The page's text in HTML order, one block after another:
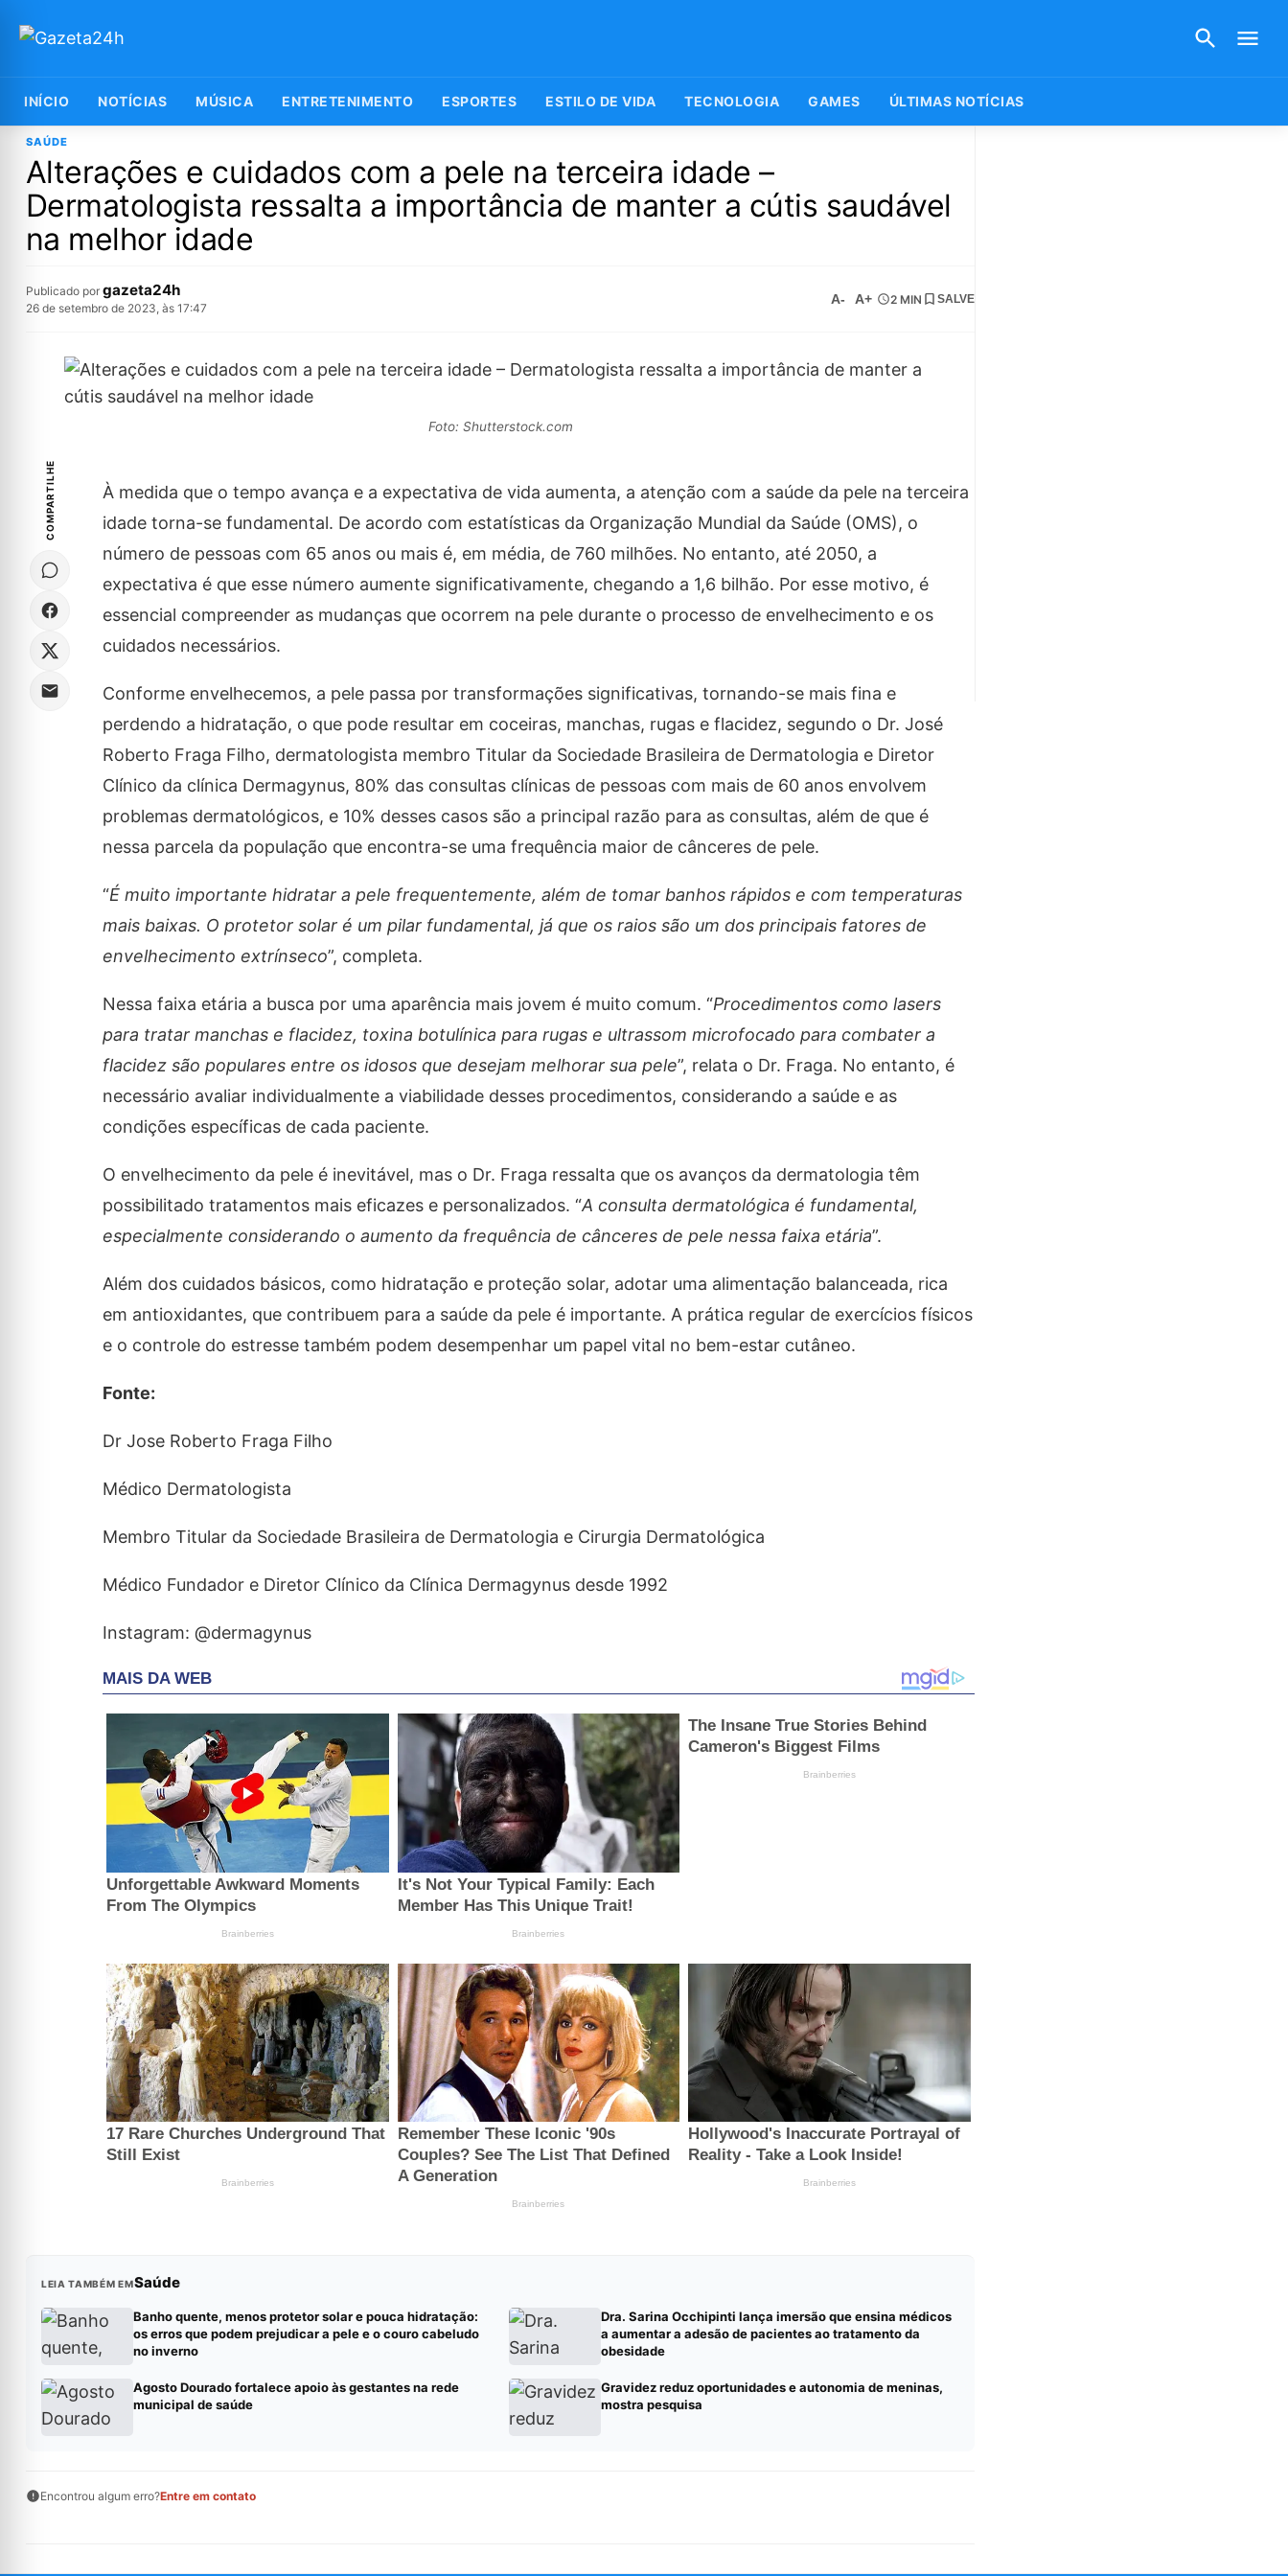
INÍCIO NOTÍCIAS MÚSICA ENTRETENIMENTO ESPORTES ESTILO DE VIDA TECNOLOGIA GAMES ÚLTIMAS NOTÍCIAS
SAÚDE
Alterações e cuidados com a pele na terceira idade –
Dermatologista ressalta a importância de manter a cútis saudável
na melhor idade
Publicado por gazeta24h
26 de setembro de 2023, às 17:47
A- A+ 2 MIN SALVE
Foto: Shutterstock.com
COMPARTILHE
À medida que o tempo avança e a expectativa de vida aumenta, a atenção com a saúde da pele na terceira
idade torna-se fundamental. De acordo com estatísticas da Organização Mundial da Saúde (OMS), o
número de pessoas com 65 anos ou mais é, em média, de 760 milhões. No entanto, até 2050, a
expectativa é que esse número aumente significativamente, chegando a 1,6 bilhão. Por esse motivo, é
essencial compreender as mudanças que ocorrem na pele durante o processo de envelhecimento e os
cuidados necessários.
Conforme envelhecemos, a pele passa por transformações significativas, tornando-se mais fina e
perdendo a hidratação, o que pode resultar em coceiras, manchas, rugas e flacidez, segundo o Dr. José
Roberto Fraga Filho, dermatologista membro Titular da Sociedade Brasileira de Dermatologia e Diretor
Clínico da clínica Dermagynus, 80% das consultas clínicas de pessoas com mais de 60 anos envolvem
problemas dermatológicos, e 10% desses casos são a principal razão para as consultas, além de que é
nessa parcela da população que encontra-se uma frequência maior de cânceres de pele.
“É muito importante hidratar a pele frequentemente, além de tomar banhos rápidos e com temperaturas
mais baixas. O protetor solar é um pilar fundamental, já que os raios são um dos principais fatores de
envelhecimento extrínseco”, completa.
Nessa faixa etária a busca por uma aparência mais jovem é muito comum. “Procedimentos como lasers
para tratar manchas e flacidez, toxina botulínica para rugas e ultrassom microfocado para combater a
flacidez são populares entre os idosos que desejam melhorar sua pele”, relata o Dr. Fraga. No entanto, é
necessário avaliar individualmente a viabilidade desses procedimentos, considerando a saúde e as
condições específicas de cada paciente.
O envelhecimento da pele é inevitável, mas o Dr. Fraga ressalta que os avanços da dermatologia têm
possibilitado tratamentos mais eficazes e personalizados. “A consulta dermatológica é fundamental,
especialmente considerando o aumento da frequência de cânceres de pele nessa faixa etária”.
Além dos cuidados básicos, como hidratação e proteção solar, adotar uma alimentação balanceada, rica
em antioxidantes, que contribuem para a saúde da pele é importante. A prática regular de exercícios físicos
e o controle do estresse também podem desempenhar um papel vital no bem-estar cutâneo.
Fonte:
Dr Jose Roberto Fraga Filho
Médico Dermatologista
Membro Titular da Sociedade Brasileira de Dermatologia e Cirurgia Dermatológica
Médico Fundador e Diretor Clínico da Clínica Dermagynus desde 1992
Instagram: @dermagynus
LEIA TAMBÉM EMSaúde
Banho quente, menos protetor solar e pouca hidratação:
os erros que podem prejudicar a pele e o couro cabeludo
no inverno
Dra. Sarina Occhipinti lança imersão que ensina médicos
a aumentar a adesão de pacientes ao tratamento da
obesidade
Agosto Dourado fortalece apoio às gestantes na rede
municipal de saúde
Gravidez reduz oportunidades e autonomia de meninas,
mostra pesquisa
Encontrou algum erro?Entre em contato